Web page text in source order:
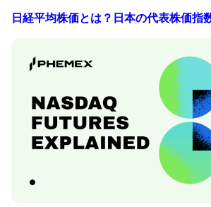
日経平均株価とは？日本の代表株価指